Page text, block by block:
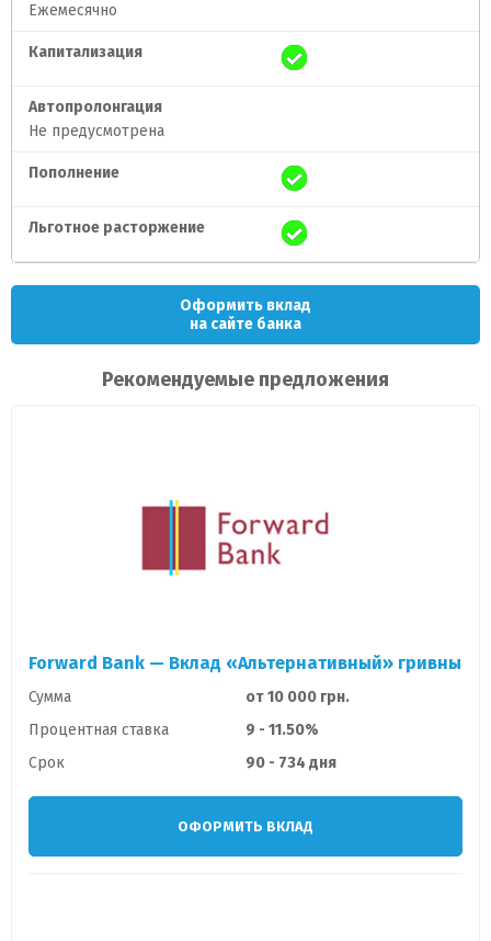
Ежемесячно
Капитализация
Автопролонгация
Не предусмотрена
Пополнение
Льготное расторжение
Оформить вклад
на сайте банка
Рекомендуемые предложения
Forward Bank — Вклад «Альтернативный» гривны
Сумма
от 10 000 грн.
Процентная ставка
9 - 11.50%
Срок
90 - 734 дня
ОФОРМИТЬ ВКЛАД